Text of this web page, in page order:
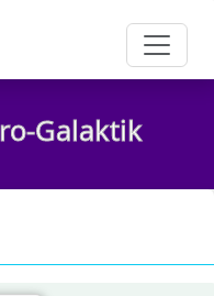
Galaktik